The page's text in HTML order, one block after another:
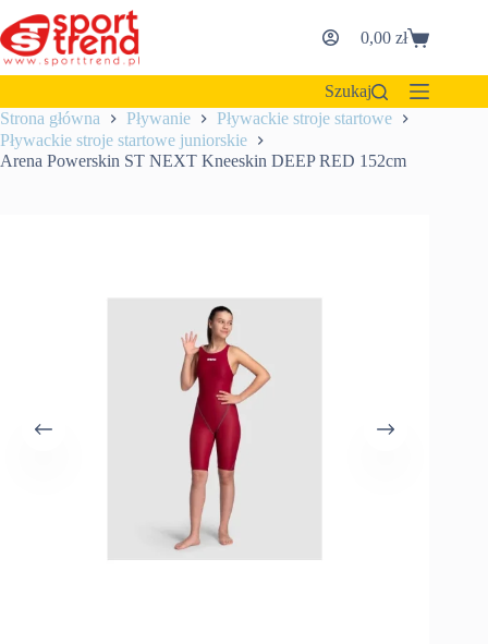
do
treści
Koszyk
0,00zł
Szukaj
Strona główna
Pływanie
Pływackie stroje startowe
Pływackie stroje startowe juniorskie
Arena Powerskin ST NEXT Kneeskin DEEP RED 152cm